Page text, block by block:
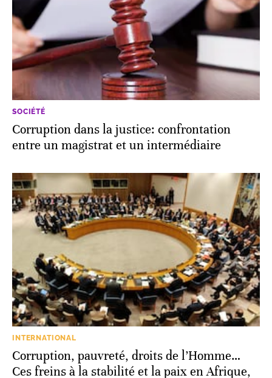
SOCIÉTÉ
Corruption dans la justice: confrontation
entre un magistrat et un intermédiaire
INTERNATIONAL
Corruption, pauvreté, droits de l’Homme…
Ces freins à la stabilité et la paix en Afrique,